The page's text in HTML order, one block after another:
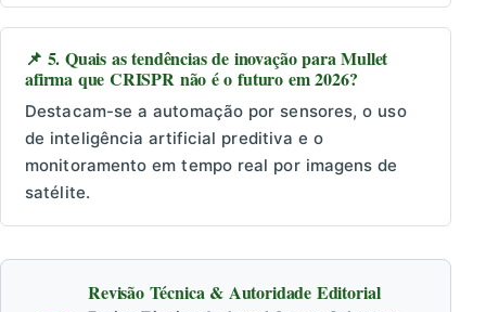
📌 5. Quais as tendências de inovação para Mullet
afirma que CRISPR não é o futuro em 2026?
Destacam-se a automação por sensores, o uso
de inteligência artificial preditiva e o
monitoramento em tempo real por imagens de
satélite.
Revisão Técnica & Autoridade Editorial